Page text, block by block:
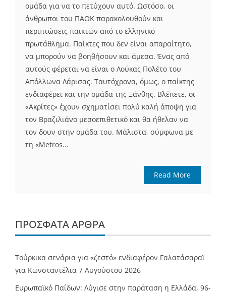
ομάδα για να το πετύχουν αυτό. Ωστόσο, οι
άνθρωποι του ΠΑΟΚ παρακολουθούν και
περιπτώσεις παικτών από το ελληνικό
πρωτάθλημα. Παίκτες που δεν είναι απαραίτητο,
να μπορούν να βοηθήσουν και άμεσα. Ένας από
αυτούς φέρεται να είναι ο Λούκας Πολέτο του
Απόλλωνα Λάρισας. Ταυτόχρονα, όμως, ο παίκτης
ενδιαφέρει και την ομάδα της Ξάνθης. Βλέπετε, οι
«Ακρίτες» έχουν σχηματίσει πολύ καλή άποψη για
τον Βραζιλιάνο μεσοεπιθετικό και θα ήθελαν να
τον δουν στην ομάδα του. Μάλιστα, σύμφωνα με
τη «Metros...
Read More
ΠΡΌΣΦΑΤΑ ΆΡΘΡΑ
Τούρκικα σενάρια για «ζεστό» ενδιαφέρον Γαλατάσαραϊ
για Κωνσταντέλια 7 Αυγούστου 2026
Ευρωπαϊκό Παίδων: Λύγισε στην παράταση η Ελλάδα, 96-